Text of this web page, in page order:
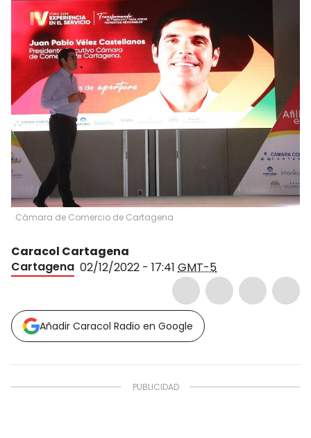
Cámara de Comercio de Cartagena
Caracol Cartagena
Cartagena 02/12/2022 - 17:41 GMT-5
Añadir Caracol Radio en Google